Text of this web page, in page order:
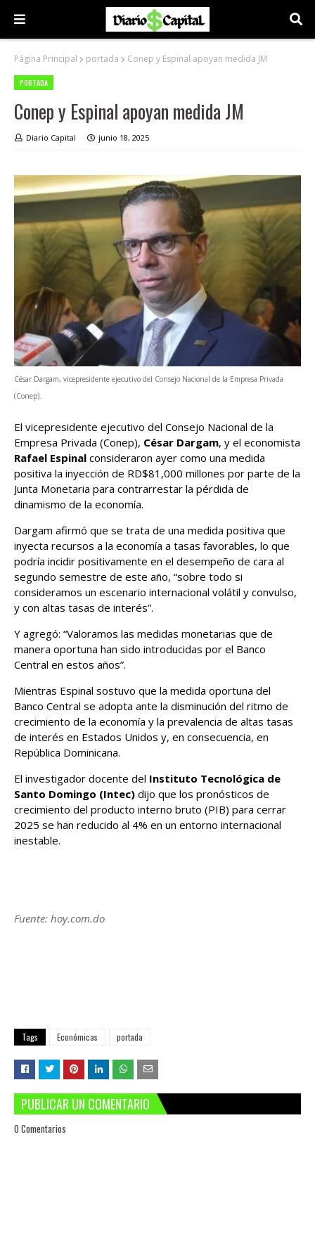
Página Principal portada Conep y Espinal apoyan medida JM
PORTADA
Conep y Espinal apoyan medida JM
Diario Capital junio 18, 2025
César Dargam, vicepresidente ejecutivo del Consejo Nacional de la Empresa Privada
(Conep).
El vicepresidente ejecutivo del Consejo Nacional de la
Empresa Privada (Conep), César Dargam, y el economista
Rafael Espinal consideraron ayer como una medida
positiva la inyección de RD$81,000 millones por parte de la
Junta Monetaria para contrarrestar la pérdida de
dinamismo de la economía.
Dargam afirmó que se trata de una medida positiva que
inyecta recursos a la economía a tasas favorables, lo que
podría incidir positivamente en el desempeño de cara al
segundo semestre de este año, “sobre todo si
consideramos un escenario internacional volátil y convulso,
y con altas tasas de interés”.
Y agregó: “Valoramos las medidas monetarias que de
manera oportuna han sido introducidas por el Banco
Central en estos años”.
Mientras Espinal sostuvo que la medida oportuna del
Banco Central se adopta ante la disminución del ritmo de
crecimiento de la economía y la prevalencia de altas tasas
de interés en Estados Unidos y, en consecuencia, en
República Dominicana.
El investigador docente del Instituto Tecnológica de
Santo Domingo (Intec) dijo que los pronósticos de
crecimiento del producto interno bruto (PIB) para cerrar
2025 se han reducido al 4% en un entorno internacional
inestable.
Fuente: hoy.com.do
Tags Económicas portada
PUBLICAR UN COMENTARIO
0 Comentarios